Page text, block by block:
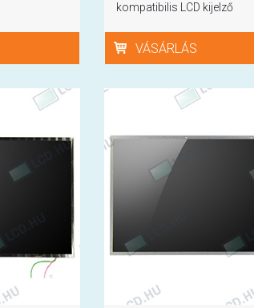
kompatibilis LCD kijelző
VÁSÁRLÁS